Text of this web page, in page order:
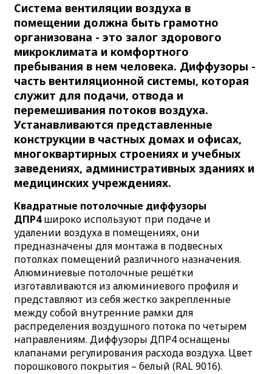
Система вентиляции воздуха в
помещении должна быть грамотно
организована - это залог здорового
микроклимата и комфортного
пребывания в нем человека. Диффузоры -
часть вентиляционной системы, которая
служит для подачи, отвода и
перемешивания потоков воздуха.
Устанавливаются представленные
конструкции в частных домах и офисах,
многоквартирных строениях и учебных
заведениях, административных зданиях и
медицинских учреждениях.
Квадратные потолочные диффузоры
ДПР4широко используют при подаче и
удалении воздуха в помещениях, они
предназначены для монтажа в подвесных
потолках помещений различного назначения.
Алюминиевые потолочные решётки
изготавливаются из алюминиевого профиля и
представляют из себя жестко закрепленные
между собой внутренние рамки для
распределения воздушного потока по четырем
направлениям. Диффузоры ДПР4 оснащены
клапанами регулирования расхода воздуха. Цвет
порошкового покрытия – белый (RAL 9016).